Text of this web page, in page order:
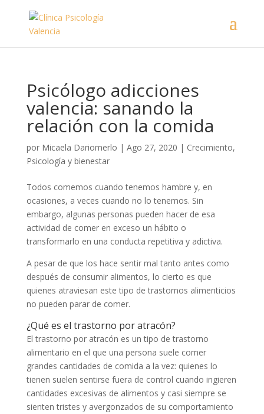
Psicólogo adicciones
valencia: sanando la
relación con la comida
por Micaela Dariomerlo | Ago 27, 2020 | Crecimiento,
Psicología y bienestar
Todos comemos cuando tenemos hambre y, en
ocasiones, a veces cuando no lo tenemos. Sin
embargo, algunas personas pueden hacer de esa
actividad de comer en exceso un hábito o
transformarlo en una conducta repetitiva y adictiva.
A pesar de que los hace sentir mal tanto antes como
después de consumir alimentos, lo cierto es que
quienes atraviesan este tipo de trastornos alimenticios
no pueden parar de comer.
¿Qué es el trastorno por atracón?
El trastorno por atracón es un tipo de trastorno
alimentario en el que una persona suele comer
grandes cantidades de comida a la vez: quienes lo
tienen suelen sentirse fuera de control cuando ingieren
cantidades excesivas de alimentos y casi siempre se
sienten tristes y avergonzados de su comportamiento